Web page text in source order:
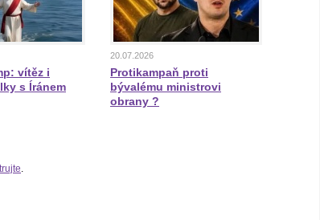
vítěz i
s Íránem
20.07.2026
Protikampaň proti
bývalému ministrovi
obrany ?